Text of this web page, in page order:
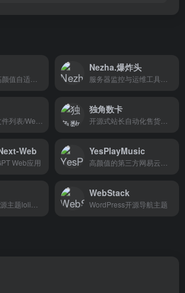
Nezha.爆炸头
独角数卡
Web
Web应用
YesPlayMusic
WebStack
WordPress开源导航主题